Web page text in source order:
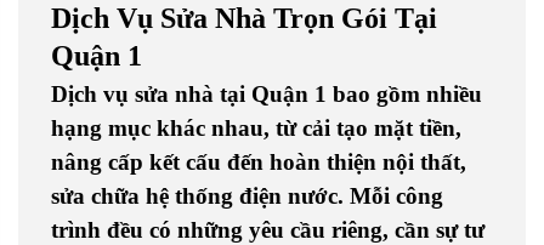
Dịch Vụ Sửa Nhà Trọn Gói Tại
Quận 1
Dịch vụ sửa nhà tại Quận 1 bao gồm nhiều
hạng mục khác nhau, từ cải tạo mặt tiền,
nâng cấp kết cấu đến hoàn thiện nội thất,
sửa chữa hệ thống điện nước. Mỗi công
trình đều có những yêu cầu riêng, cần sự tư